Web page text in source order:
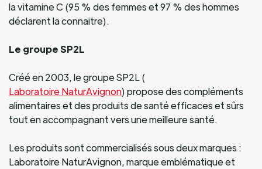
la vitamine C (95 % des femmes et 97 % des hommes
déclarent la connaitre).
Le groupe SP2L
Créé en 2003, le groupe SP2L (
Laboratoire NaturAvignon) propose des compléments
alimentaires et des produits de santé efficaces et sûrs
tout en accompagnant vers une meilleure santé.
Les produits sont commercialisés sous deux marques :
Laboratoire NaturAvignon, marque emblématique et